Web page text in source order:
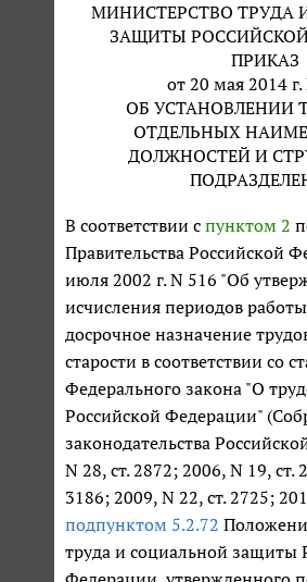
МИНИСТЕРСТВО ТРУДА
ЗАЩИТЫ
ПРИКАЗ
от 20 мая 2014
ОБ УСТАНОВЛЕНИИ
ОТДЕЛЬНЫХ
ДОЛЖНОСТЕЙ И
В соответствии с пунктом 2
Правительства Российской
июля 2002 г. N 516 "Об
исчисления периодов
досрочное назначение
старости в соответствии со
Федерального закона "О
Российской Федерации"
законодательства
N 28, ст. 2872; 2006, N 19, ст.
3186; 2009, N 22, ст. 2725;
подпунктом 5.2.72
труда и социальной защиты